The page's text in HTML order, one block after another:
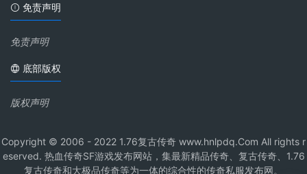
免责声明
免责声明
底部版权
版权声明
Copyright © 2006 - 2022 1.76复古传奇 www.hnlpdq.Com All rights r
eserved. 热血传奇SF游戏发布网站，集最新精品传奇、复古传奇、1.76
复古传奇和大极品传奇等为一体的综合性的传奇私服发布网。